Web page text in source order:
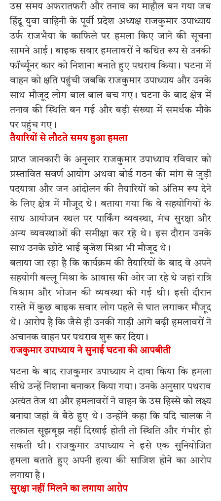
उस समय अफरातफरी और तनाव का माहौल बन गया जब
हिंदू युवा वाहिनी के पूर्वी प्रदेश अध्यक्ष राजकुमार उपाध्याय
उर्फ राजभैया के काफिले पर हमला किए जाने की सूचना
सामने आई। बाइक सवार हमलावरों ने कथित रूप से उनकी
फॉर्च्यूनर कार को निशाना बनाते हुए पथराव किया। घटना में
वाहन को क्षति पहुंची जबकि राजकुमार उपाध्याय और उनके
साथ मौजूद लोग बाल बाल बच गए। घटना के बाद क्षेत्र में
तनाव की स्थिति बन गई और बड़ी संख्या में समर्थक मौके
पर पहुंच गए।
तैयारियों से लौटते समय हुआ हमला
प्राप्त जानकारी के अनुसार राजकुमार उपाध्याय रविवार को
प्रस्तावित सवर्ण आयोग अथवा बोर्ड गठन की मांग से जुड़ी
पदयात्रा और जन आंदोलन की तैयारियों को अंतिम रूप देने
के लिए क्षेत्र में मौजूद थे। बताया गया कि वे सहयोगियों के
साथ आयोजन स्थल पर पार्किंग व्यवस्था, मंच सुरक्षा और
अन्य व्यवस्थाओं की समीक्षा कर रहे थे। इस दौरान उनके
साथ उनके छोटे भाई बृजेश मिश्रा भी मौजूद थे।
बताया जा रहा है कि कार्यक्रम की तैयारियों के बाद वे अपने
सहयोगी बल्लू मिश्रा के आवास की ओर जा रहे थे जहां रात्रि
विश्राम और भोजन की व्यवस्था की गई थी। इसी दौरान
रास्ते में कुछ बाइक सवार लोग पहले से घात लगाकर मौजूद
थे। आरोप है कि जैसे ही उनकी गाड़ी आगे बढ़ी हमलावरों ने
अचानक वाहन पर पथराव शुरू कर दिया।
राजकुमार उपाध्याय ने सुनाई घटना की आपबीती
घटना के बाद राजकुमार उपाध्याय ने दावा किया कि हमला
सीधे उन्हें निशाना बनाकर किया गया। उनके अनुसार पथराव
अत्यंत तेज था और हमलावरों ने वाहन के उस हिस्से को लक्ष्य
बनाया जहां वे बैठे हुए थे। उन्होंने कहा कि यदि चालक ने
तत्काल सूझबूझ नहीं दिखाई होती तो स्थिति और गंभीर हो
सकती थी। राजकुमार उपाध्याय ने इसे एक सुनियोजित
हमला बताते हुए अपनी हत्या की साजिश होने का आरोप
लगाया है।
सुरक्षा नहीं मिलने का लगाया आरोप